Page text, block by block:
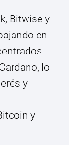
Bitwise y
en
lo
y
y